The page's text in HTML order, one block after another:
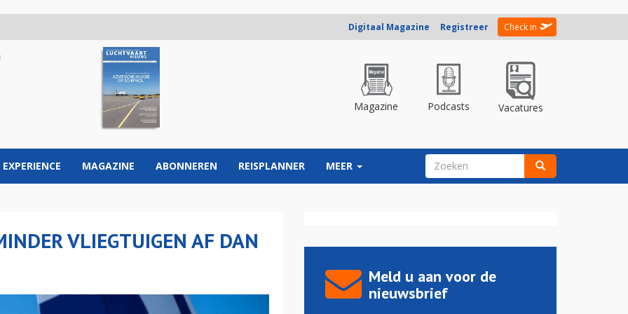
Digitaal Magazine Registreer Check in
Magazine Podcasts Vacatures
EXPERIENCE MAGAZINE ABONNEREN REISPLANNER MEER ZOEKVELD
VLIEGTUIGEN AF DAN
Meld u aan voor de
nieuwsbrief